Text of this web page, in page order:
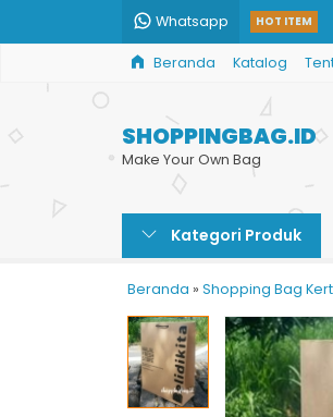
Whatsapp HOT ITEM
Beranda Katalog
SHOPPINGBAG.ID
Make Your Own Bag
Kategori Produk
Beranda » Shopping Bag